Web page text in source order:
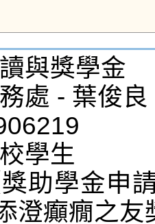
與獎學金
處 - 葉俊
學生
助學金申
澄癲癇之